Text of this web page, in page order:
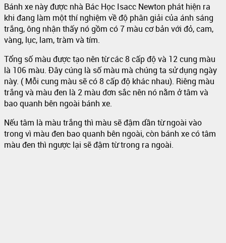
Bánh xe này được nhà Bác Học Isacc Newton phát hiện ra
khi đang làm một thí nghiệm về độ phân giải của ánh sáng
trắng, ông nhận thấy nó gồm có 7 màu cơ bản với đỏ, cam,
vàng, lục, lam, tràm và tím.
Tổng số màu được tạo nên từ các 8 cấp độ và 12 cung màu
là 106 màu. Đây cúng là số màu mà chúng ta sử dụng ngày
này. ( Mỗi cung màu sẽ có 8 cấp độ khác nhau). Riêng màu
trắng và màu đen là 2 màu đơn sắc nên nó nằm ở tâm và
bao quanh bên ngoài bánh xe.
Nếu tâm là màu trắng thì màu sẽ đậm dần từ ngoài vào
trong vì màu đen bao quanh bên ngoài, còn bánh xe có tâm
màu đen thì ngược lại sẽ đậm từ trong ra ngoài.